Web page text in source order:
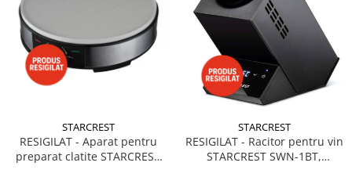
STARCREST
RESIGILAT - Aparat pentru
preparat clatite STARCREST
STARCREST
RESIGILAT - Racitor pentru vin
STARCREST SWN-1BT,